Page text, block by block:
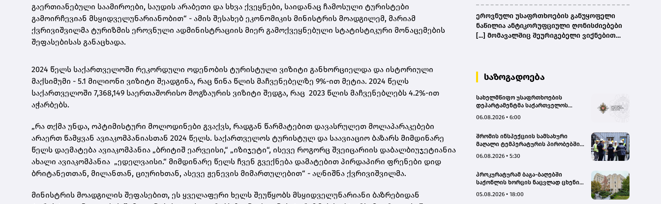
გაერთიანებული საამიროები, საუდის არაბეთი და სხვა ქვეყნები, საიდანაც ჩამოსული ტურისტები
გამოირჩევიან მსყიდველუნარიანობით“ - ამის შესახებ ეკონომიკის მინისტრის მოადგილემ, მარიამ
ქვრივიშვილმა ტურიზმის ეროვნული ადმინისტრაციის მიერ გამოქვეყნებული სტატისტიკური მონაცემების
შეფასებისას განაცხადა.
2024 წელს საქართველოში რეკორდული ოდენობის ტურისტული ვიზიტი განხორციელდა და ისტორიული
მაქსიმუმი - 5.1 მილიონი ვიზიტი შეადგინა, რაც წინა წლის მაჩვენებელზე 9%-ით მეტია. 2024 წელს
საქართველოში 7,368,149 საერთაშორისო მოგზაურის ვიზიტი შედგა, რაც 2023 წლის მაჩვენებლებს 4.2%-ით
აჭარბებს.
„რა თქმა უნდა, ოპტიმისტური მოლოდინები გვაქვს, რადგან წარმატებით დავასრულეთ მოლაპარაკებები
არაერთ წამყვან ავიაკომპანიასთან 2024 წელს. საქართველოს ტურისტულ და საავიაციო ბაზარს მიმდინარე
წელს დაემატება ავიაკომპანია „ბრიტიშ ეარვეისი,“ „იზიჯეტი“, ისევე როგორც შვეიცარიის დაბალბიუჯეტიანია
ახალი ავიაკომპანია „ედელვაისი.“ მიმდინარე წელს ჩვენ გვექნება დამატებით პირდაპირი ფრენები დიდ
ბრიტანეთთან, მილანთან, ციურიხთან, ასევე ჟენევის მიმართულებით“ - აღნიშნა ქვრივიშვილმა.
მინისტრის მოადგილის შეფასებით, ეს ყველაფერი ხელს შეუწყობს მსყიდველუნარიანი ბაზრებიდან
ეროვნული უსაფრთხოების განუყოფელი
ნაწილია ანტიკორუფციული ღონისძიებები
[...] მომავალშიც შეურიგებელი ვიქნებით
საზოგადოება
სახელმწიფო უსაფრთხოების
დეპარტამენტმა საქართველოს
საზიანოდ საბოტაჟის მუხლით
06.08.2026 • 6:00
შრომის ინსპექციის სამსახური
მაღალი ტემპერატურის პირობებში
მონიტორინგს მთელი ქვეყნის
06.08.2026 • 5:30
პროკურატურამ ბაგა-ბაღებში
საქონლის ხორცის ნაცვლად ცხენის
ბრალდება წარუდგინა
05.08.2026 • 18:00